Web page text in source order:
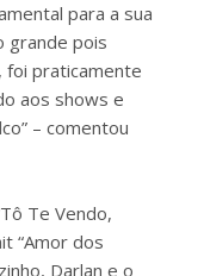
para a sua
grande pois
foi praticamente
aos shows e
– comentou
Te Vendo,
“Amor dos
Darlan e o